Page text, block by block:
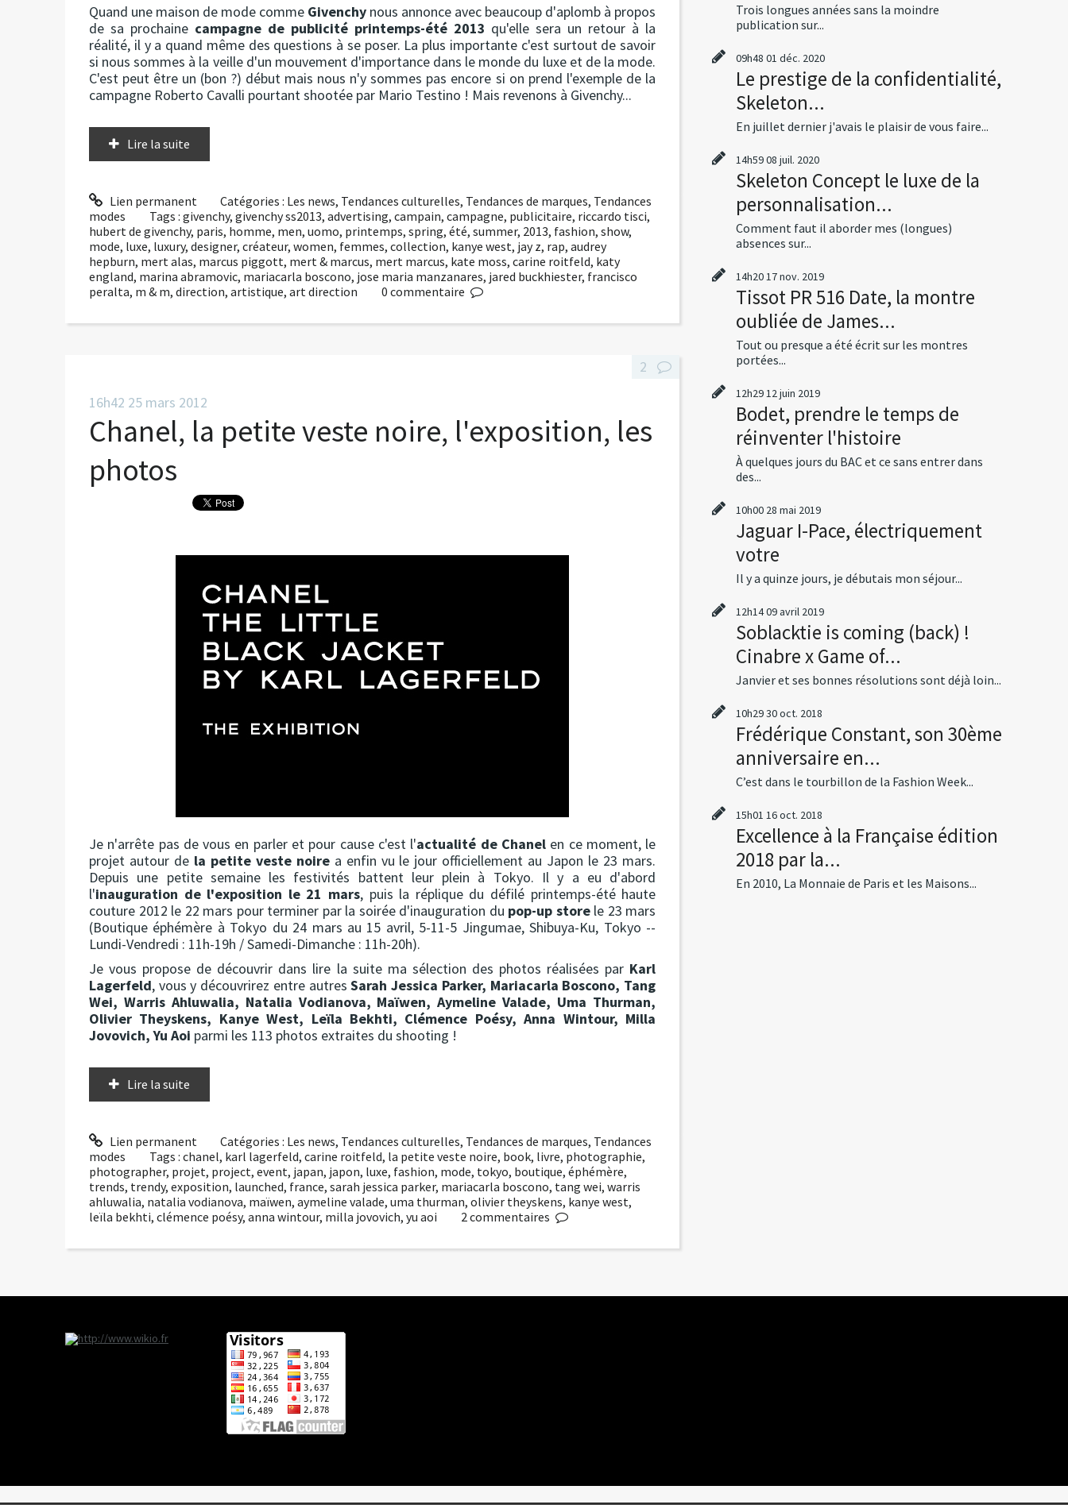
Quand une maison de mode comme Givenchy nous annonce avec beaucoup d'aplomb à propos
de sa prochaine campagne de publicité printemps-été 2013 qu'elle sera un retour à la
réalité, il y a quand même des questions à se poser. La plus importante c'est surtout de savoir
si nous sommes à la veille d'un mouvement d'importance dans le monde du luxe et de la mode.
C'est peut être un (bon ?) début mais nous n'y sommes pas encore si on prend l'exemple de la
campagne Roberto Cavalli pourtant shootée par Mario Testino ! Mais revenons à Givenchy...
Lire la suite
Lien permanent Catégories : Les news, Tendances culturelles, Tendances de marques, Tendances
modes
Tags : givenchy, givenchy ss2013, advertising, campain, campagne, publicitaire, riccardo tisci,
hubert de givenchy, paris, homme, men, uomo, printemps, spring, été, summer, 2013, fashion, show,
mode, luxe, luxury, designer, créateur, women, femmes, collection, kanye west, jay z, rap, audrey
hepburn, mert alas, marcus piggott, mert & marcus, mert marcus, kate moss, carine roitfeld, katy
england, marina abramovic, mariacarla boscono, jose maria manzanares, jared buckhiester, francisco
peralta, m & m, direction, artistique, art direction 0 commentaire
16h42 25 mars 2012
Chanel, la petite veste noire, l'exposition, les
photos
Je n'arrête pas de vous en parler et pour cause c'est l'actualité de Chanelen ce moment, le
projet autour de la petite veste noirea enfin vu le jour officiellement au Japon le 23 mars.
Depuis une petite semaine les festivités battent leur plein à Tokyo. Il y a eu d'abord
l'inauguration de l'exposition le 21 mars, puis la réplique du défilé printemps-été haute
couture 2012 le 22 mars pour terminer par la soirée d'inauguration du pop-up storele 23 mars
(Boutique éphémère à Tokyo du 24 mars au 15 avril, 5-11-5 Jingumae, Shibuya-Ku, Tokyo --
Lundi-Vendredi : 11h-19h / Samedi-Dimanche : 11h-20h).
Je vous propose de découvrir dans lire la suite ma sélection des photos réalisées par Karl
Lagerfeld, vous y découvrirez entre autresSarah Jessica Parker, Mariacarla Boscono, Tang
Wei, Warris Ahluwalia, Natalia Vodianova, Maïwen, Aymeline Valade, Uma Thurman,
Olivier Theyskens, Kanye West, Leïla Bekhti, Clémence Poésy, Anna Wintour, Milla
Jovovich, Yu Aoi parmi les 113 photos extraites du shooting !
Lire la suite
Lien permanent Catégories : Les news, Tendances culturelles, Tendances de marques, Tendances
modes
Tags : chanel, karl lagerfeld, carine roitfeld, la petite veste noire, book, livre, photographie,
photographer, projet, project, event, japan, japon, luxe, fashion, mode, tokyo, boutique, éphémère,
trends, trendy, exposition, launched, france, sarah jessica parker, mariacarla boscono, tang wei, warris
ahluwalia, natalia vodianova, maïwen, aymeline valade, uma thurman, olivier theyskens, kanye west,
leïla bekhti, clémence poésy, anna wintour, milla jovovich, yu aoi
2
2 commentaires
Trois longues années sans la moindre
publication sur...
09h48 01 déc. 2020
Le prestige de la confidentialité,
Skeleton...
En juillet dernier j'avais le plaisir de vous faire...
14h5908 juil. 2020
Skeleton Concept le luxe de la
personnalisation...
Comment faut il aborder mes (longues)
absences sur...
14h2017nov. 2019
Tissot PR 516 Date, la montre
oubliée de James...
Tout ou presque a été écrit sur les montres
portées...
12h2912juin 2019
Bodet, prendre le temps de
réinventer l'histoire
À quelques jours du BAC et ce sans entrer dans
des...
10h00 28 mai 2019
Jaguar I-Pace, électriquement
votre
Il y a quinze jours, je débutais mon séjour...
12h1409avril 2019
Soblacktie is coming (back) !
Cinabre x Game of...
Janvier et ses bonnes résolutions sont déjà loin...
10h2930oct. 2018
Frédérique Constant, son 30ème
anniversaire en...
C’est dans le tourbillon de la Fashion Week...
15h01 16oct. 2018
Excellence à la Française édition
2018 par la...
En 2010, La Monnaie de Paris et les Maisons...